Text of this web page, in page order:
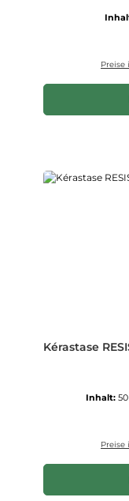
Preise
Kérastase
Inhalt:
Preise